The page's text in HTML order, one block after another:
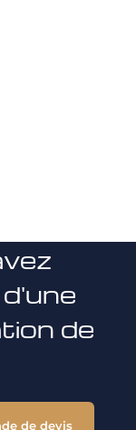
de
de devis